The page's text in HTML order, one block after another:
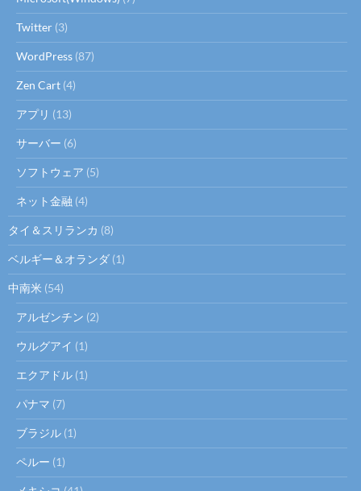
Twitter (3)
WordPress (87)
Zen Cart (4)
アプリ (13)
サーバー (6)
ソフトウェア (5)
ネット金融 (4)
タイ＆スリランカ (8)
ベルギー＆オランダ (1)
中南米 (54)
アルゼンチン (2)
ウルグアイ (1)
エクアドル (1)
パナマ (7)
ブラジル (1)
ペルー (1)